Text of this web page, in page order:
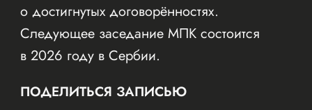
о достигнутых договорённостях.
Следующее заседание МПК состоится
в 2026 году в Сербии.
ПОДЕЛИТЬСЯ ЗАПИСЬЮ